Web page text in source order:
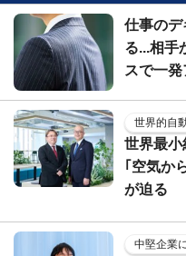
仕事のデ
る...相手
スで一
世界的自
世界最
｢空気か
が迫る
中堅企業